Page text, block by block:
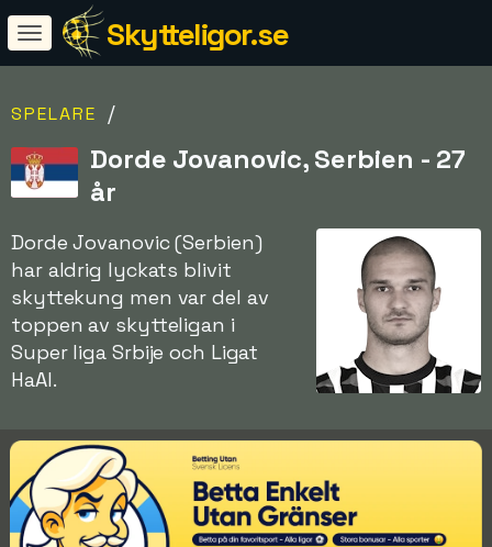
Skytteligor.se
SPELARE /
Dorde Jovanovic, Serbien - 27
år
Dorde Jovanovic (Serbien)
har aldrig lyckats blivit
skyttekung men var del av
toppen av skytteligan i
Super liga Srbije och Ligat
HaAl.